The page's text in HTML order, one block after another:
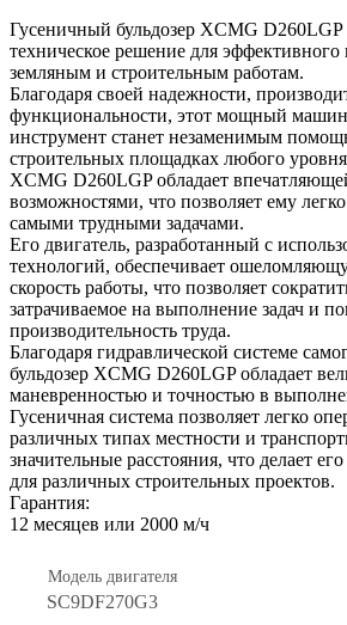
Гусеничный бульдозер XCMG D260LGP
техническое решение для
земляным и строительным работам.
Благодаря своей надежности,
функциональности, этот мощный
инструмент станет незаменимым
строительных площадках любого
XCMG D260LGP обладает
возможностями, что позволяет ему легко
самыми трудными задачами.
Его двигатель, разработанный с
технологий, обеспечивает
скорость работы, что позволяет
затрачиваемое на выполнение задач и
производительность труда.
Благодаря гидравлической системе
бульдозер XCMG D260LGP обладает
маневренностью и точностью в
Гусеничная система позволяет легко
различных типах местности и
значительные расстояния, что делает
для различных строительных проектов.
Гарантия:
12 месяцев или 2000 м/ч
Модель двигателя
SC9DF270G3